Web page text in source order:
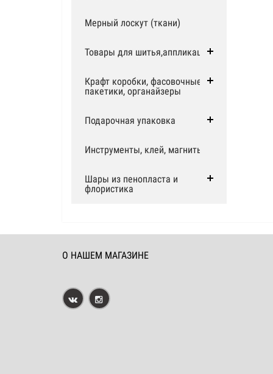
Мерный лоскут (ткани)
Товары для шитья,аппликации
Крафт коробки, фасовочные
пакетики, органайзеры
Подарочная упаковка
Инструменты, клей, магниты
Шары из пенопласта и
флористика
О НАШЕМ МАГАЗИНЕ